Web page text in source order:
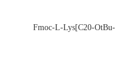
Fmoc-L-Lys[C20-OtBu-